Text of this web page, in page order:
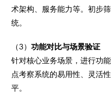
术架构、服务能力等。初步
统。
（3）功能对比与场景验证
针对核心业务场景，进行功
点考察系统的易用性、灵活
平。